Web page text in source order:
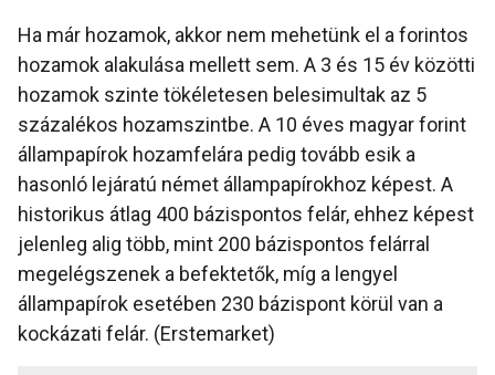
Ha már hozamok, akkor nem mehetünk el a forintos
hozamok alakulása mellett sem. A 3 és 15 év közötti
hozamok szinte tökéletesen belesimultak az 5
százalékos hozamszintbe. A 10 éves magyar forint
állampapírok hozamfelára pedig tovább esik a
hasonló lejáratú német állampapírokhoz képest. A
historikus átlag 400 bázispontos felár, ehhez képest
jelenleg alig több, mint 200 bázispontos felárral
megelégszenek a befektetők, míg a lengyel
állampapírok esetében 230 bázispont körül van a
kockázati felár. (Erstemarket)